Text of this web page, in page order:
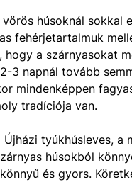
húsoknál sokkal
fehérjetartalmuk
a szárnyasokat
3 napnál tovább
mindenképpen
tradíciója van.
Újházi tyúkhúsleves, a
húsokból
és gyors.